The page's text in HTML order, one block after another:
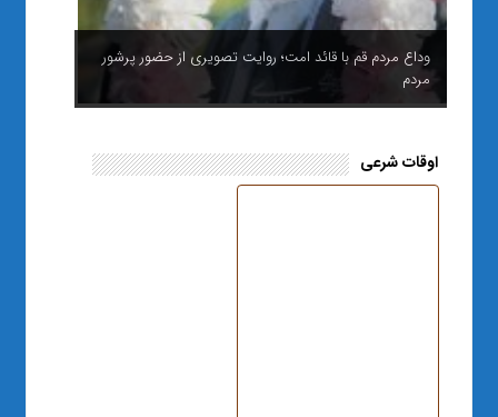
وداع مردم قم با قائد امت؛ روایت تصویری از حضور پرشور
مردم
اوقات شرعی